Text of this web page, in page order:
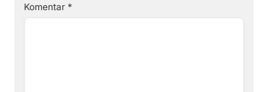
Komentar *